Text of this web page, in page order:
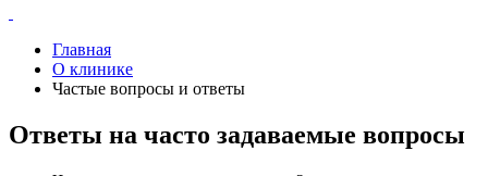
Главная
О клинике
Частые вопросы и ответы
Ответы на часто задаваемые вопросы